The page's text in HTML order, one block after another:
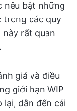
nêu bật những
trong các quy
này rất quan
giá và điều
giới hạn WIP
lại, dẫn đến cải